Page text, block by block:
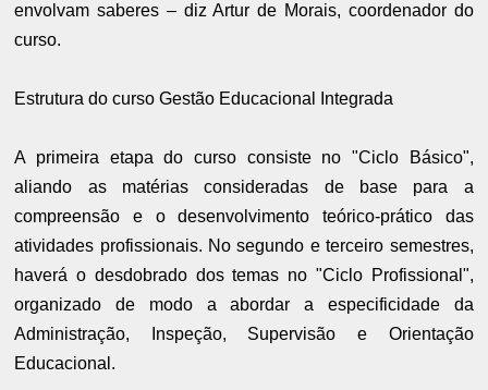
envolvam saberes – diz Artur de Morais, coordenador do
curso.
Estrutura do curso Gestão Educacional Integrada
A primeira etapa do curso consiste no "Ciclo Básico",
aliando as matérias consideradas de base para a
compreensão e o desenvolvimento teórico-prático das
atividades profissionais. No segundo e terceiro semestres,
haverá o desdobrado dos temas no "Ciclo Profissional",
organizado de modo a abordar a especificidade da
Administração, Inspeção, Supervisão e Orientação
Educacional.